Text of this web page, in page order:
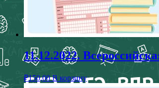
11.12.2022.
₽150,00 В корзину